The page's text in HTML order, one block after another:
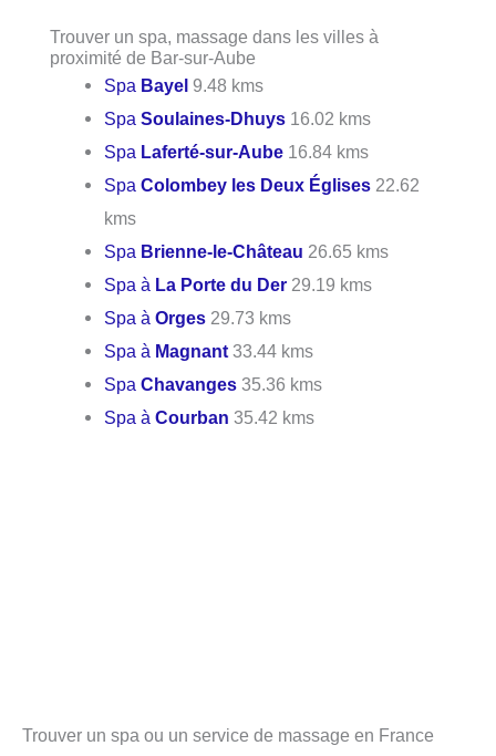
Trouver un spa, massage dans les villes à
proximité de Bar-sur-Aube
Spa Bayel 9.48 kms
SpaSoulaines-Dhuys 16.02 kms
Spa Laferté-sur-Aube 16.84 kms
SpaColombey les Deux Églises 22.62
kms
Spa Brienne-le-Château 26.65 kms
Spa à La Porte du Der 29.19 kms
Spa àOrges 29.73 kms
Spa à Magnant 33.44 kms
SpaChavanges 35.36 kms
Spa àCourban 35.42 kms
Trouver un spa ou un service de massage en France